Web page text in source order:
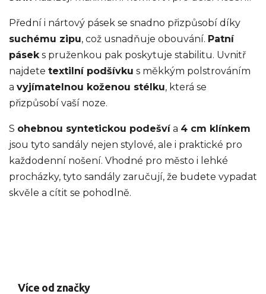
Přední i nártový pásek se snadno přizpůsobí díky
suchému zipu, což usnadňuje obouvání. Patní
páseks pruženkou pak poskytuje stabilitu. Uvnitř
najdete textilní podšívku s měkkým polstrováním
a vyjímatelnou koženou stélku, která se
přizpůsobí vaší noze.
S ohebnou syntetickou podešvía 4 cm klínkem
jsou tyto sandály nejen stylové, ale i praktické pro
každodenní nošení. Vhodné pro město i lehké
procházky, tyto sandály zaručují, že budete vypadat
skvěle a cítit se pohodlně.
Více od značky